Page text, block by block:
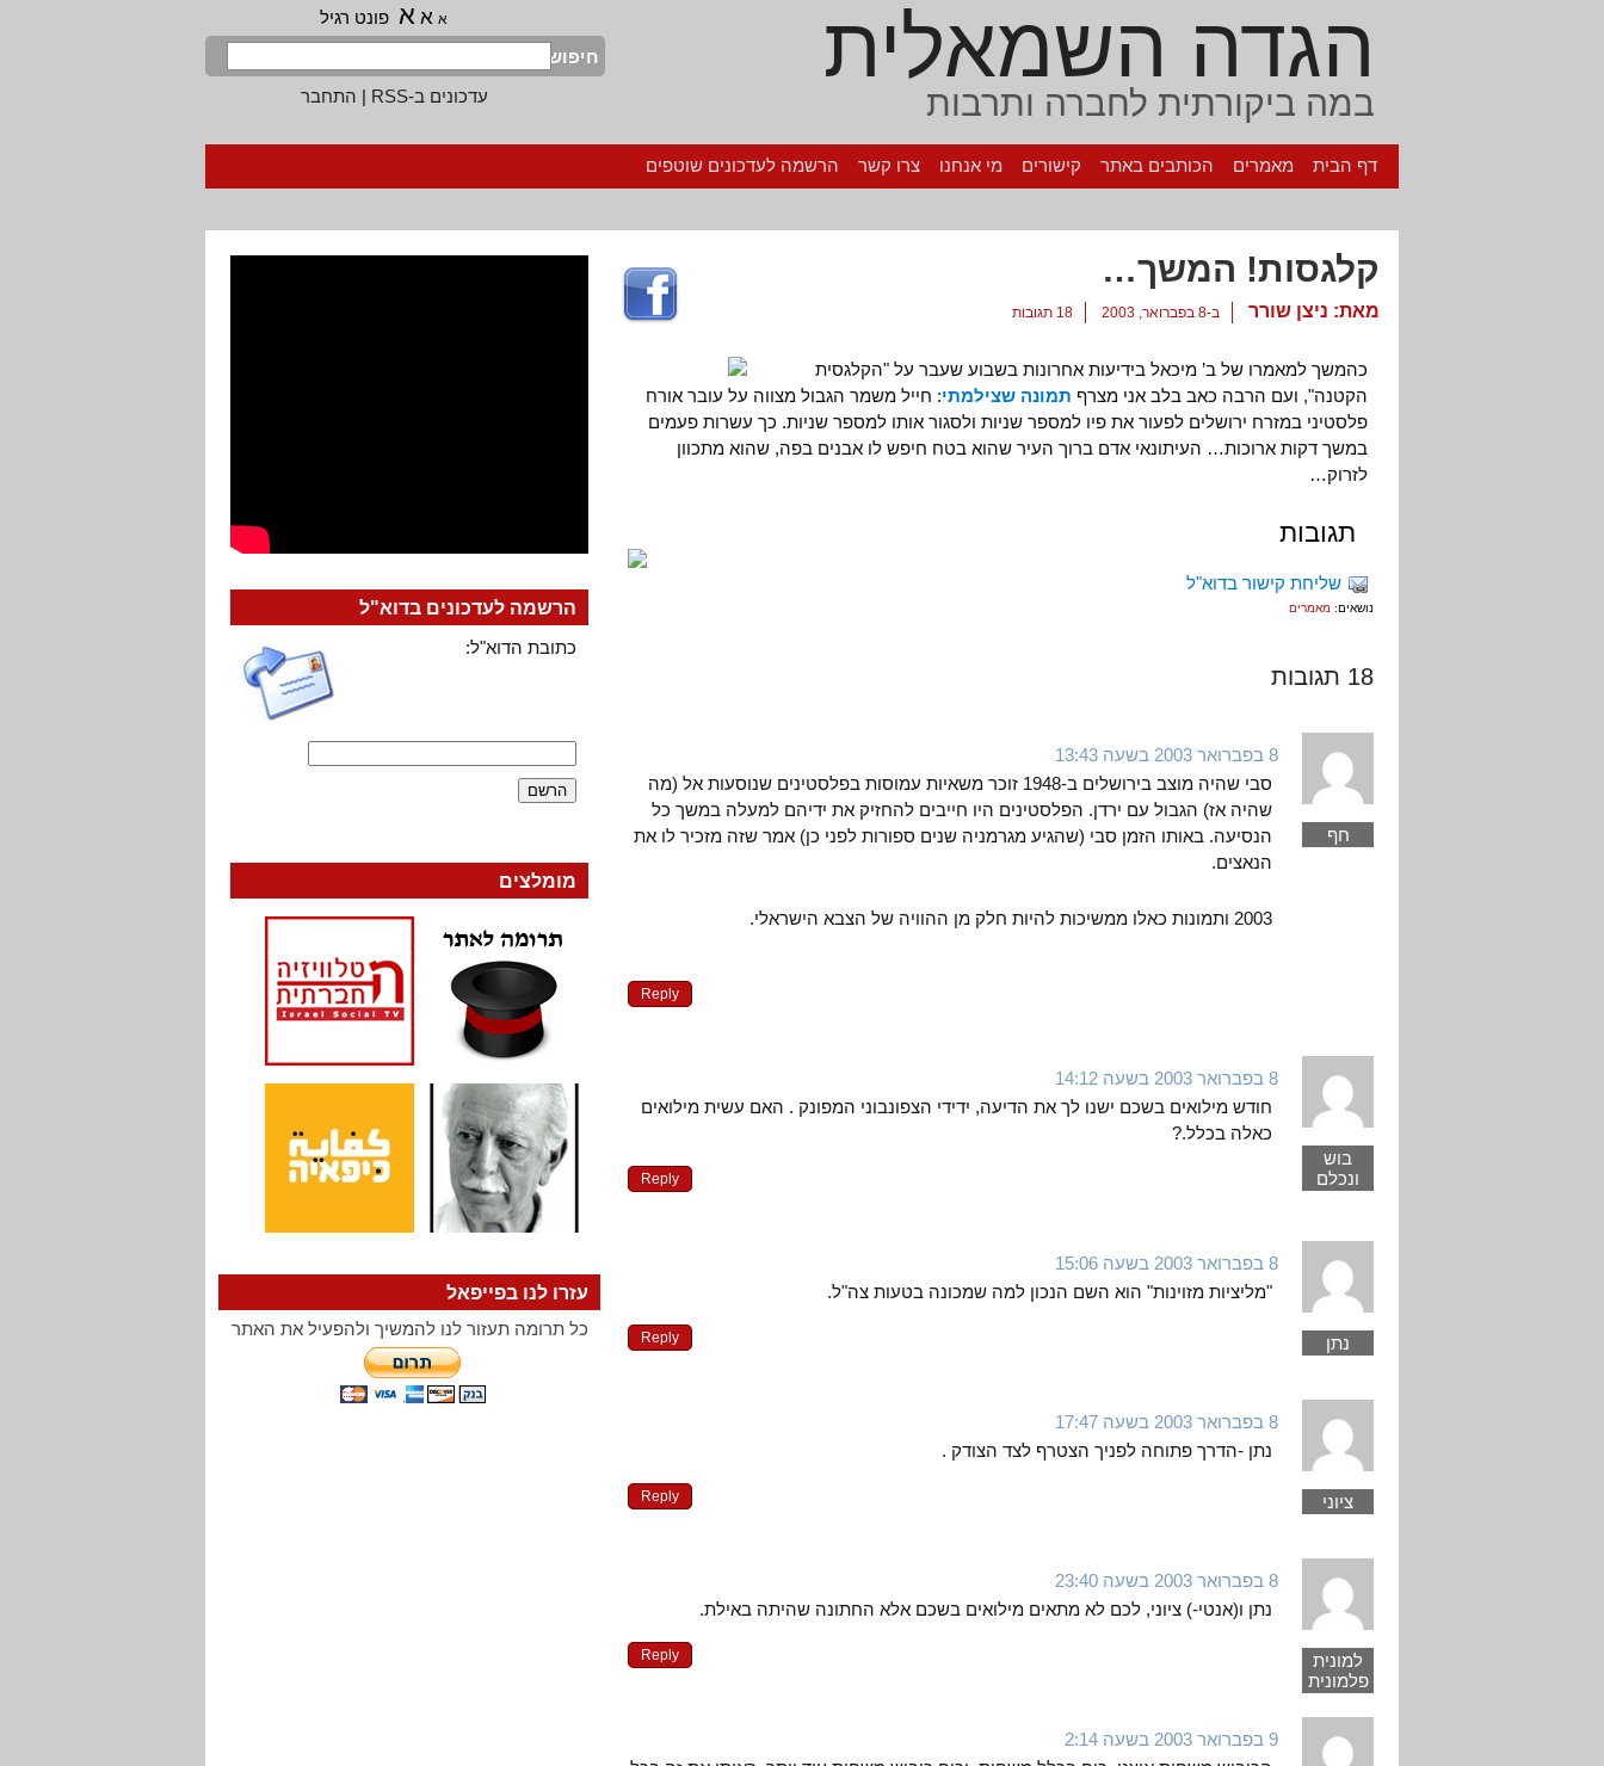
הגדה השמאלית
במה ביקורתית לחברה ותרבות
א א א פונט רגיל
חיפוש
עדכונים ב-RSS
| התחבר
דף הבית מאמרים הכותבים באתר קישורים מי אנחנו צרו קשר הרשמה לעדכונים שוטפים
קלגסות! המשך…
מאת: ניצן שורר ב-8 בפברואר, 2003 18 תגובות
כהמשך למאמרו של ב’ מיכאל בידיעות אחרונות בשבוע שעבר על "הקלגסית
הקטנה", ועם הרבה כאב בלב אני מצרף תמונה שצילמתי: חייל משמר הגבול מצווה על עובר אורח
פלסטיני במזרח ירושלים לפעור את פיו למספר שניות ולסגור אותו למספר שניות. כך עשרות פעמים
במשך דקות ארוכות… העיתונאי אדם ברוך העיר שהוא בטח חיפש לו אבנים בפה, שהוא מתכוון
לזרוק…
תגובות
שליחת קישור בדוא"ל
נושאים: מאמרים
18 תגובות
חף
8 בפברואר 2003 בשעה 13:43
סבי שהיה מוצב בירושלים ב-1948 זוכר משאיות עמוסות בפלסטינים שנוסעות אל (מה
שהיה אז) הגבול עם ירדן. הפלסטינים היו חייבים להחזיק את ידיהם למעלה במשך כל
הנסיעה. באותו הזמן סבי (שהגיע מגרמניה שנים ספורות לפני כן) אמר שזה מזכיר לו את
הנאצים.
2003 ותמונות כאלו ממשיכות להיות חלק מן ההוויה של הצבא הישראלי.
Reply
בוש
ונכלם
8 בפברואר 2003 בשעה 14:12
חודש מילואים בשכם ישנו לך את הדיעה, ידידי הצפונבוני המפונק . האם עשית מילואים
כאלה בכלל.?
Reply
נתן
8 בפברואר 2003 בשעה 15:06
"מליציות מזוינות" הוא השם הנכון למה שמכונה בטעות צה"ל.
Reply
ציוני
8 בפברואר 2003 בשעה 17:47
נתן -הדרך פתוחה לפניך הצטרף לצד הצודק .
Reply
למונית
פלמונית
8 בפברואר 2003 בשעה 23:40
נתן ו(אנטי-) ציוני, לכם לא מתאים מילואים בשכם אלא החתונה שהיתה באילת.
Reply
9 בפברואר 2003 בשעה 2:14
הרשמה לעדכונים בדוא"ל
כתובת הדוא"ל:
מומלצים
עזרו לנו בפייפאל
כל תרומה תעזור לנו להמשיך ולהפעיל את האתר